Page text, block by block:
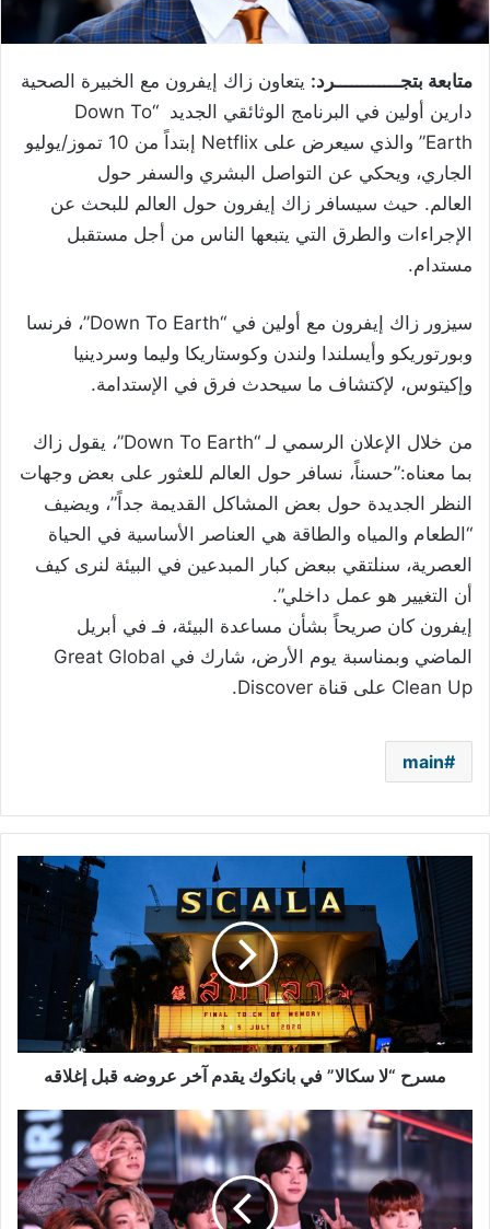
متابعة بتجــــــــــــرد: يتعاون زاك إيفرون مع الخبيرة الصحية
دارين أولين في البرنامج الوثائقي الجديد “Down To
Earth” والذي سيعرض على Netflix إبتداً من 10 تموز/يوليو
الجاري، ويحكي عن التواصل البشري والسفر حول
العالم. حيث سيسافر زاك إيفرون حول العالم للبحث عن
الإجراءات والطرق التي يتبعها الناس من أجل مستقبل
مستدام.
سيزور زاك إيفرون مع أولين في “Down To Earth”، فرنسا
وبورتوريكو وأيسلندا ولندن وكوستاريكا وليما وسردينيا
وإكيتوس، لإكتشاف ما سيحدث فرق في الإستدامة.
من خلال الإعلان الرسمي لـ “Down To Earth”، يقول زاك
بما معناه:”حسناً، نسافر حول العالم للعثور على بعض وجهات
النظر الجديدة حول بعض المشاكل القديمة جداً”، ويضيف
“الطعام والمياه والطاقة هي العناصر الأساسية في الحياة
العصرية، سنلتقي ببعض كبار المبدعين في البيئة لنرى كيف
أن التغيير هو عمل داخلي”.
إيفرون كان صريحاً بشأن مساعدة البيئة، فـ في أبريل
الماضي وبمناسبة يوم الأرض، شارك في Great Global
Clean Up على قناة Discover.
main
سكالا”
في
بانكوك
يقدم
آخر
عروضه
قبل
إغلاقهمسرح “لا سكالا” في بانكوك يقدم آخر عروضه قبل إغلاقه
كليب
Stay
لفرقة